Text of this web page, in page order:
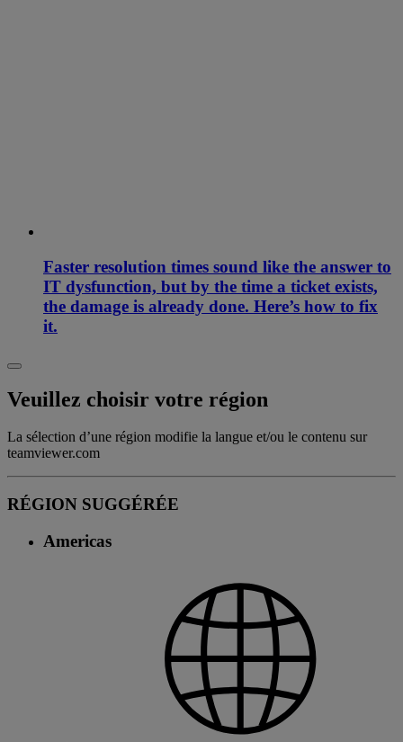
Faster resolution times sound like the answer to
IT dysfunction, but by the time a ticket exists,
the damage is already done. Here’s how to fix
it.
Veuillez choisir votre région
La sélection d’une région modifie la langue et/ou le contenu sur
teamviewer.com
RÉGION SUGGÉRÉE
Americas